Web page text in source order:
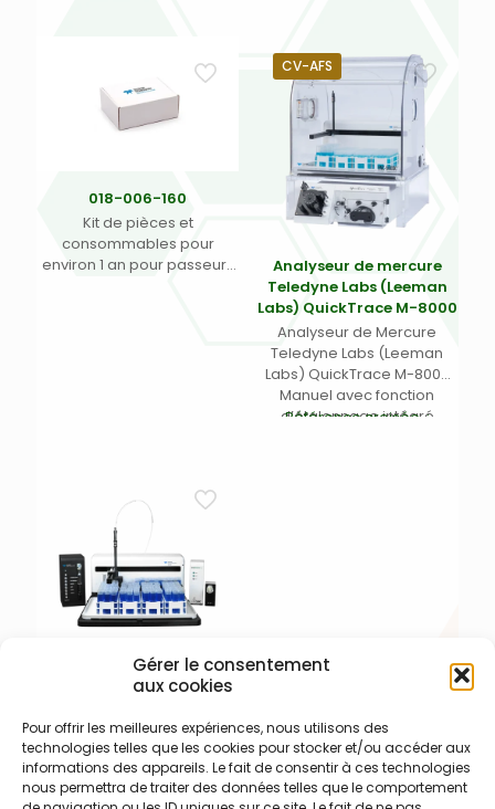
Gérer le consentement
aux cookies
Pour offrir les meilleures expériences, nous utilisons des
technologies telles que les cookies pour stocker et/ou accéder aux
informations des appareils. Le fait de consentir à ces technologies
nous permettra de traiter des données telles que le comportement
018-006-160
Kit de pièces et
consommables pour
environ 1 an pour passeurs
tubes équivalent Viton (1
tube à un canal de 3,2mm,
2 tubes à un canal de
2,0mm, 1 tube à 2 canaux de
3,0mm, de chaque), tube
en superthane à DI 1/8″ de
longueur 7,2m, 3 palettes
cannelés Kynar (1)
CV-AFS
Analyseur de mercure
Teledyne Labs (Leeman
Labs) QuickTrace M-8000
Analyseur de Mercure
Teledyne Labs (Leeman
Labs) QuickTrace M-8000
Manuel avec fonction
d’étalonnage intégré
Référence croisée
Teledyne Labs (Cetac)
préparateur en ligne
(Online)
Diluteur en ligne (Online)
SDXHPLDTeledyne Labs